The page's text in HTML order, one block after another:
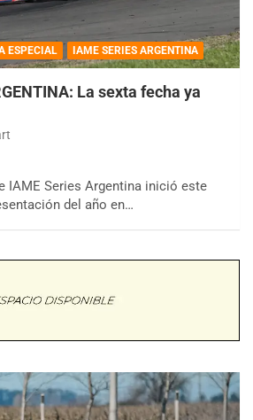
ESPECIAL IAME SERIES ARGENTINA
La sexta fecha ya
IAME Series Argentina inició este
del año en…